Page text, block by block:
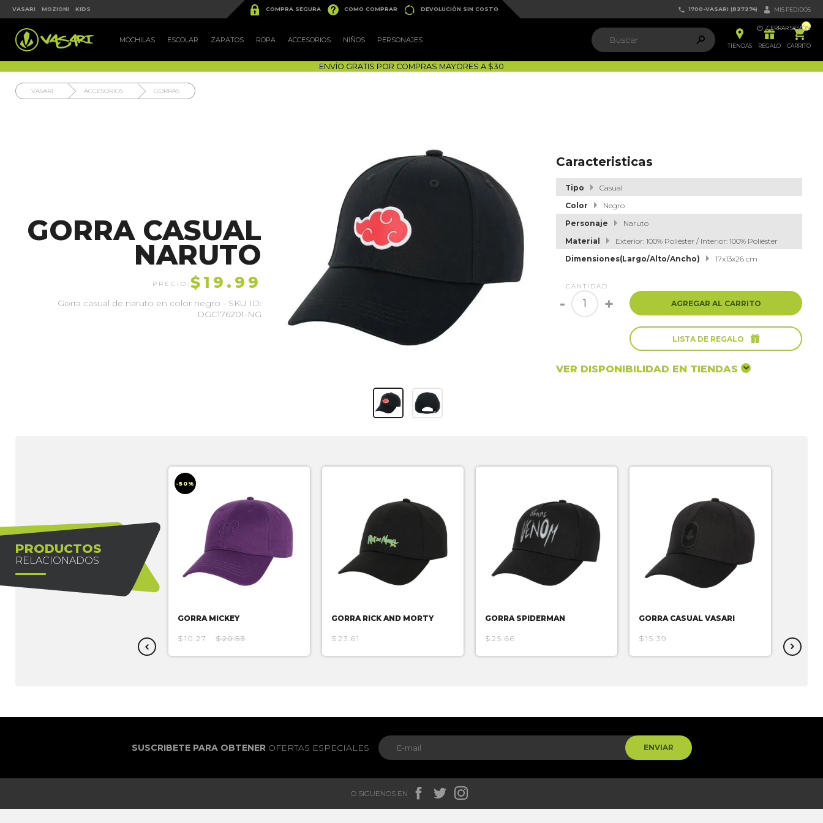
VASARI MOZIONI KIDS  COMPRA SEGURA  COMO COMPRAR  DEVOLUCIÓN SIN COSTO  1700-VASARI (827274)  MIS PEDIDOS
 CERRAR SESIÓN
 MOCHILAS ESCOLAR ZAPATOS ROPA ACCESORIOS NIÑOS PERSONAJES  
TIENDAS

REGALO
ຐ
CARRITO
ENVÍO GRATIS POR COMPRAS MAYORES A $30
VASARI ACCESORIOS GORRAS
GORRA CASUAL
NARUTO
$19.99
Gorra casual de naruto en color negro - SKU ID:
DGC176201-NG
Caracteristicas
Tipo
Casual
Color
Negro
Personaje
Naruto
Material
Exterior: 100% Poliéster / Interior: 100% Poliéster
Dimensiones(Largo/Alto/Ancho)
17x13x26 cm
CANTIDAD
- + AGREGAR AL CARRITO
LISTA DE REGALO 
VER DISPONIBILIDAD EN TIENDAS
PRODUCTOS
RELACIONADOS
$17.85
-50%
GORRA MICKEY
$10.27 $20.53
GORRA RICK AND MORTY
$23.61
GORRA SPIDERMAN
$25.66
GORRA CASUAL VASARI
$15.39 $23.61
SUSCRIBETE PARA OBTENEROFERTAS ESPECIALES ENVIAR
O SIGUENOS EN   